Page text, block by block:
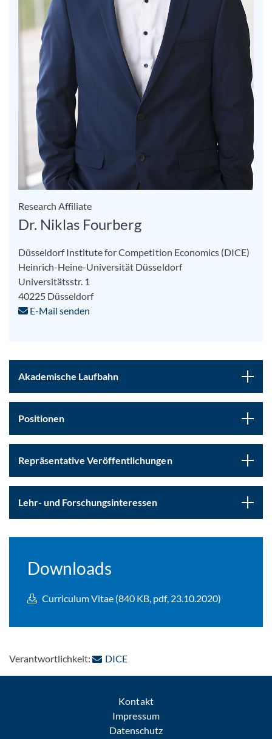
Research Affiliate
Dr. Niklas Fourberg
Düsseldorf Institute for Competition Economics (DICE)
Heinrich-Heine-Universität Düsseldorf
Universitätsstr. 1
40225 Düsseldorf
E-Mail senden
Akademische Laufbahn
Positionen
Repräsentative Veröffentlichungen
Lehr- und Forschungsinteressen
Downloads
Curriculum Vitae (840 KB, pdf, 23.10.2020)
Verantwortlichkeit: DICE: Per E-Mail kontaktieren
Kontakt
Impressum
Datenschutz